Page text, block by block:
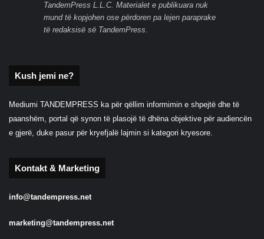
TandemPress L.L.C. Materialet e publikuara nuk
mund të kopjohen ose përdoren pa lejen paraprake
të redaksisë së TandemPress.
Kush jemi ne?
Mediumi TANDEMPRESS ka për qëllim informimin e shpejtë dhe të
paanshëm, portal që synon të plasojë të dhëna objektive për audiencën
e gjerë, duke pasur për kryefjalë lajmin si kategori kryesore.
Kontakt & Marketing
info@tandempress.net
marketing@tandempress.net